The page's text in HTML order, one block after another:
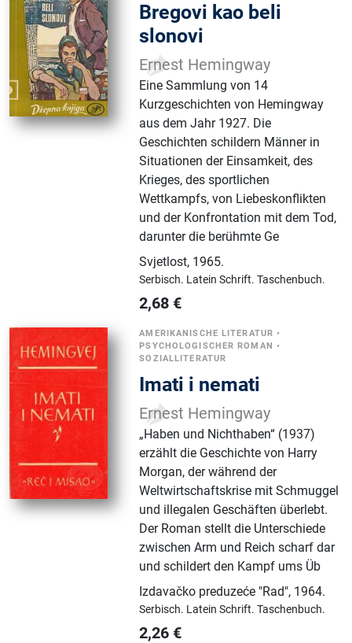
Bregovi kao beli
slonovi
Ernest Hemingway
Eine Sammlung von 14
Kurzgeschichten von Hemingway
aus dem Jahr 1927. Die
Geschichten schildern Männer in
Situationen der Einsamkeit, des
Krieges, des sportlichen
Wettkampfs, von Liebeskonflikten
und der Konfrontation mit dem Tod,
darunter die berühmte Ge
Svjetlost, 1965.
Serbisch. Latein Schrift.Taschenbuch.
2,68 €
AMERIKANISCHE LITERATUR •
PSYCHOLOGISCHER ROMAN •
SOZIALLITERATUR
Imati i nemati
Ernest Hemingway
„Haben und Nichthaben“ (1937)
erzählt die Geschichte von Harry
Morgan, der während der
Weltwirtschaftskrise mit Schmuggel
und illegalen Geschäften überlebt.
Der Roman stellt die Unterschiede
zwischen Arm und Reich scharf dar
und schildert den Kampf ums Üb
Izdavačko preduzeće "Rad", 1964.
Serbisch. Latein Schrift.Taschenbuch.
2,26 €